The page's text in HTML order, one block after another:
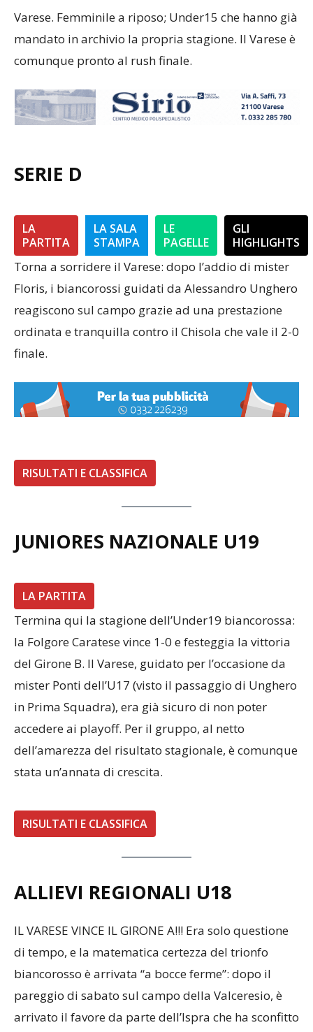
Varese. Femminile a riposo; Under15 che hanno già
mandato in archivio la propria stagione. Il Varese è
comunque pronto al rush finale.
SERIE D
LA
PARTITA
LA SALA
STAMPA
LE
PAGELLE
GLI
HIGHLIGHTS
Torna a sorridere il Varese: dopo l’addio di mister
Floris, i biancorossi guidati da Alessandro Unghero
reagiscono sul campo grazie ad una prestazione
ordinata e tranquilla contro il Chisola che vale il 2-0
finale.
RISULTATI E CLASSIFICA
JUNIORES NAZIONALE U19
LA PARTITA
Termina qui la stagione dell’Under19 biancorossa:
la Folgore Caratese vince 1-0 e festeggia la vittoria
del Girone B. Il Varese, guidato per l’occasione da
mister Ponti dell’U17 (visto il passaggio di Unghero
in Prima Squadra), era già sicuro di non poter
accedere ai playoff. Per il gruppo, al netto
dell’amarezza del risultato stagionale, è comunque
stata un’annata di crescita.
RISULTATI E CLASSIFICA
ALLIEVI REGIONALI U18
IL VARESE VINCE IL GIRONE A!!! Era solo questione
di tempo, e la matematica certezza del trionfo
biancorosso è arrivata “a bocce ferme”: dopo il
pareggio di sabato sul campo della Valceresio, è
arrivato il favore da parte dell’Ispra che ha sconfitto